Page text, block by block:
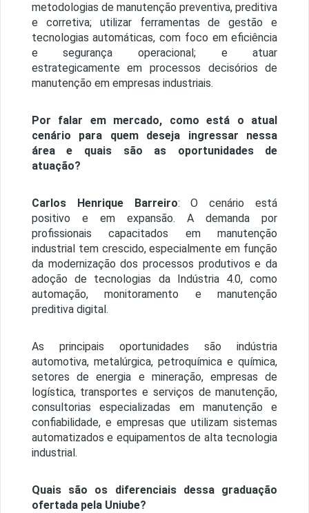
metodologias de manutenção preventiva, preditiva
e corretiva; utilizar ferramentas de gestão e
tecnologias automáticas, com foco em eficiência
e segurança operacional; e atuar
estrategicamente em processos decisórios de
manutenção em empresas industriais.
Por falar em mercado, como está o atual
cenário para quem deseja ingressar nessa
área e quais são as oportunidades de
atuação?
Carlos Henrique Barreiro: O cenário está
positivo e em expansão. A demanda por
profissionais capacitados em manutenção
industrial tem crescido, especialmente em função
da modernização dos processos produtivos e da
adoção de tecnologias da Indústria 4.0, como
automação, monitoramento e manutenção
preditiva digital.
As principais oportunidades são indústria
automotiva, metalúrgica, petroquímica e química,
setores de energia e mineração, empresas de
logística, transportes e serviços de manutenção,
consultorias especializadas em manutenção e
confiabilidade, e empresas que utilizam sistemas
automatizados e equipamentos de alta tecnologia
industrial.
Quais são os diferenciais dessa graduação
ofertada pela Uniube?